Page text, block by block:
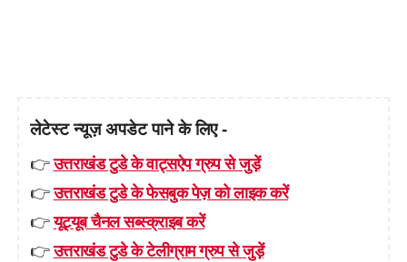
लेटेस्ट न्यूज़ अपडेट पाने के लिए -
👉उत्तराखंड टुडे के वाट्सऐप ग्रुप से जुड़ें
👉उत्तराखंड टुडे के फेसबुक पेज़ को लाइक करें
👉यूट्यूब चैनल सब्स्क्राइब करें
👉उत्तराखंड टुडे के टेलीग्राम ग्रुप से जुड़ें